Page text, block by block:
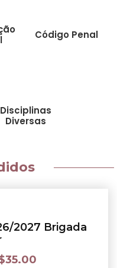
Código Penal
Disciplinas
Diversas
2027 Brigada
35.00